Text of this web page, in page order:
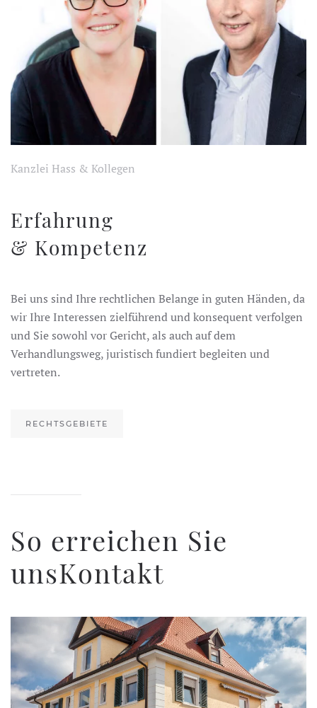
Kanzlei Hass & Kollegen
Erfahrung
& Kompetenz
Bei uns sind Ihre rechtlichen Belange in guten Händen, da
wir Ihre Interessen zielführend und konsequent verfolgen
und Sie sowohl vor Gericht, als auch auf dem
Verhandlungsweg, juristisch fundiert begleiten und
vertreten.
RECHTSGEBIETE
So erreichen Sie
unsKontakt